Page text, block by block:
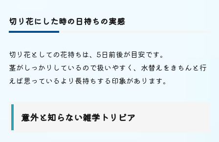
切り花にした時の日持ちの実感
切り花としての花持ちは、5日前後が目安です。
茎がしっかりしているので扱いやすく、水替えをきちんと行
えば思っているより長持ちする印象があります。
意外と知らない雑学トリビア